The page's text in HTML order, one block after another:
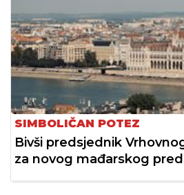
SIMBOLIČAN POTEZ
Bivši predsjednik
za novog mađarskog